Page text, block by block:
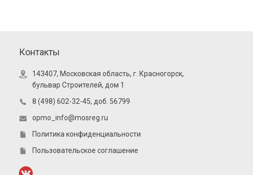
Контакты
143407, Московская область, г. Красногорск,
бульвар Строителей, дом 1
8 (498) 602-32-45, доб. 56799
opmo_info@mosreg.ru
Политика конфиденциальности
Пользовательское соглашение